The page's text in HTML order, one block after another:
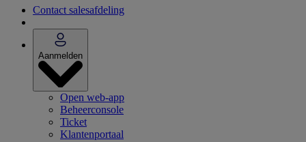
Contact salesafdeling
Aanmelden
Open web-app
Beheerconsole
Ticket
Klantenportaal